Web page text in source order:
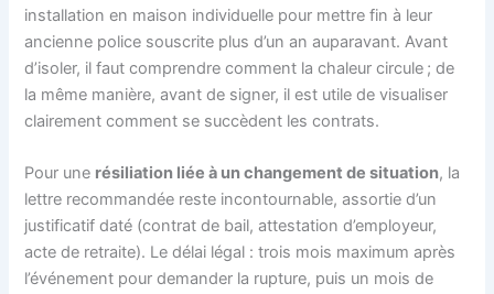
installation en maison individuelle pour mettre fin à leur
ancienne police souscrite plus d’un an auparavant. Avant
d’isoler, il faut comprendre comment la chaleur circule ; de
la même manière, avant de signer, il est utile de visualiser
clairement comment se succèdent les contrats.
Pour une résiliation liée à un changement de situation, la
lettre recommandée reste incontournable, assortie d’un
justificatif daté (contrat de bail, attestation d’employeur,
acte de retraite). Le délai légal : trois mois maximum après
l’événement pour demander la rupture, puis un mois de